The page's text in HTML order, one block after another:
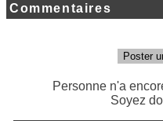
Commentaires
Poster
Personne n'a
Soyez